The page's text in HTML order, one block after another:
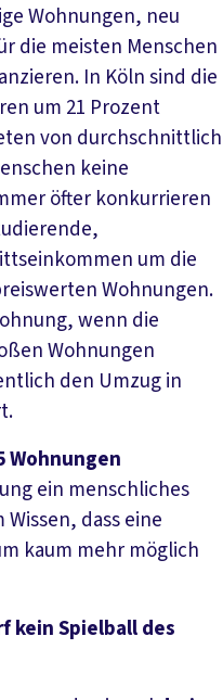
Wohnungen, neu
die meisten Menschen
In Köln sind die
um 21 Prozent
von durchschnittlich
keine
öfter konkurrieren
um die
Wohnungen.
wenn die
Wohnungen
den Umzug in
Wohnungen
ein menschliches
dass eine
kaum mehr möglich
kein Spielball des